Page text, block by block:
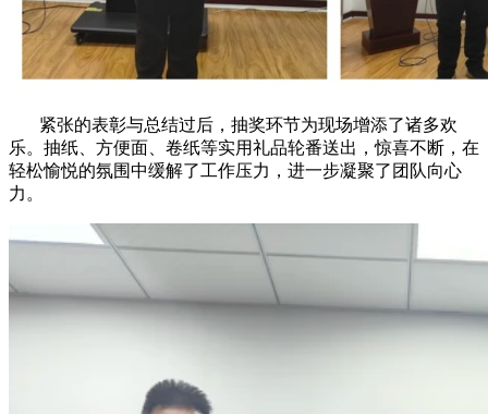
紧张的表彰与总结过后，抽奖环节为现场增添了诸多欢
乐。抽纸、方便面、卷纸等实用礼品轮番送出，惊喜不断，在
轻松愉悦的氛围中缓解了工作压力，进一步凝聚了团队向心
力。